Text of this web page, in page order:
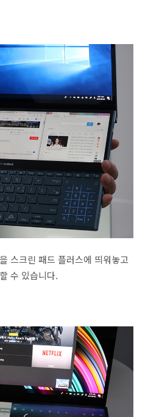
스크린 패드 플러스에 띄워놓고
수 있습니다.